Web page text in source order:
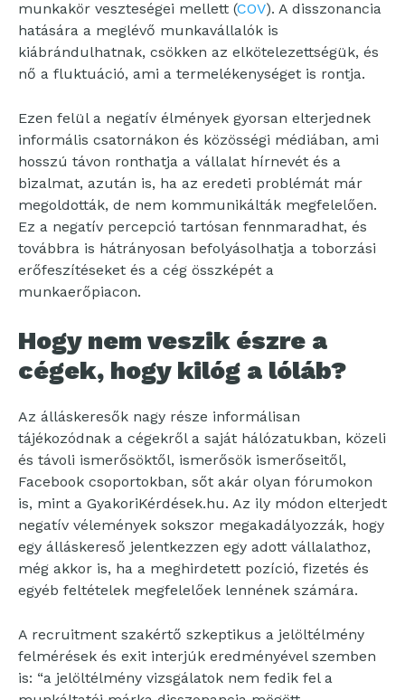
munkakör veszteségei mellett (COV). A disszonancia
hatására a meglévő munkavállalók is
kiábrándulhatnak, csökken az elkötelezettségük, és
nő a fluktuáció, ami a termelékenységet is rontja.
Ezen felül a negatív élmények gyorsan elterjednek
informális csatornákon és közösségi médiában, ami
hosszú távon ronthatja a vállalat hírnevét és a
bizalmat, azután is, ha az eredeti problémát már
megoldották, de nem kommunikálták megfelelően.
Ez a negatív percepció tartósan fennmaradhat, és
továbbra is hátrányosan befolyásolhatja a toborzási
erőfeszítéseket és a cég összképét a
munkaerőpiacon.
Hogy nem veszik észre a
cégek, hogy kilóg a lóláb?
Az álláskeresők nagy része informálisan
tájékozódnak a cégekről a saját hálózatukban, közeli
és távoli ismerősöktől, ismerősök ismerőseitől,
Facebook csoportokban, sőt akár olyan fórumokon
is, mint a GyakoriKérdések.hu. Az ily módon elterjedt
negatív vélemények sokszor megakadályozzák, hogy
egy álláskereső jelentkezzen egy adott vállalathoz,
még akkor is, ha a meghirdetett pozíció, fizetés és
egyéb feltételek megfelelőek lennének számára.
A recruitment szakértő szkeptikus a jelöltélmény
felmérések és exit interjúk eredményével szemben
is: “a jelöltélmény vizsgálatok nem fedik fel a